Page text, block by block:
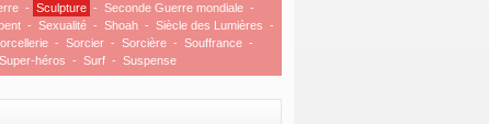
- Sculpture - Seconde Guerre mondiale -
- Sexualité - Shoah - Siècle des Lumières -
- Sorcier - Sorcière - Souffrance -
Super-héros - Surf - Suspense